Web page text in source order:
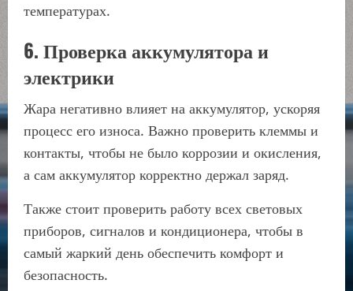
температурах.
6. Проверка аккумулятора и
электрики
Жара негативно влияет на аккумулятор, ускоряя
процесс его износа. Важно проверить клеммы и
контакты, чтобы не было коррозии и окисления,
а сам аккумулятор корректно держал заряд.
Также стоит проверить работу всех световых
приборов, сигналов и кондиционера, чтобы в
самый жаркий день обеспечить комфорт и
безопасность.